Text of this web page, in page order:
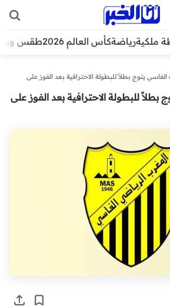
ملكيةرياضةكأس العالم 2026 طقس
يتوج بطلاً للبطولة الاحترافية بعد الفوز على
بطلاً للبطولة الاحترافية بعد الفوز على